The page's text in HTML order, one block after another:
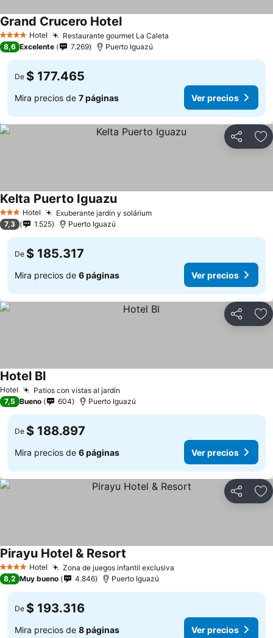
4 EstrellasHotel Restaurante gourmet La Caleta
Grand Crucero HotelVer precios
8,6 Excelente 7.269 Puerto Iguazú
De $ 177.465
Mira precios de 7 páginas Ver precios
Compartir
3 Estrellas
Hotel Exuberante jardín y soláriumVer precios
Kelta Puerto IguazuVer precios
7,3 1.525 Puerto Iguazú
De $ 185.317
Mira precios de 6 páginas Ver precios
Compartir
Hotel Patios con vistas al jardín
Hotel BlVer precios
7,5 Bueno 604 Puerto Iguazú
De $ 188.897
Mira precios de 6 páginas Ver precios
Compartir
4 EstrellasHotel Zona de juegos infantil exclusiva
Pirayu Hotel & Resort
8,2 Muy bueno 4.846 Puerto Iguazú
De $ 193.316
Mira precios de 8 páginas Ver precios